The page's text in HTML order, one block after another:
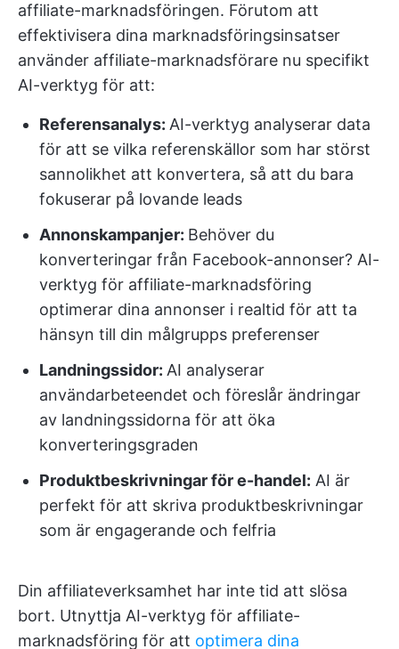
affiliate-marknadsföringen. Förutom att
effektivisera dina marknadsföringsinsatser
använder affiliate-marknadsförare nu specifikt
AI-verktyg för att:
Referensanalys: AI-verktyg analyserar data
för att se vilka referenskällor som har störst
sannolikhet att konvertera, så att du bara
fokuserar på lovande leads
Annonskampanjer: Behöver du
konverteringar från Facebook-annonser? AI-
verktyg för affiliate-marknadsföring
optimerar dina annonser i realtid för att ta
hänsyn till din målgrupps preferenser
Landningssidor: AI analyserar
användarbeteendet och föreslår ändringar
av landningssidorna för att öka
konverteringsgraden
Produktbeskrivningar för e-handel: AI är
perfekt för att skriva produktbeskrivningar
som är engagerande och felfria
Din affiliateverksamhet har inte tid att slösa
bort. Utnyttja AI-verktyg för affiliate-
marknadsföring för att optimera dina